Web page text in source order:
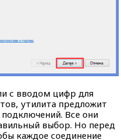
с вводом цифр для
утилита предложит
Все они
выбор. Но перед
каждое соединение